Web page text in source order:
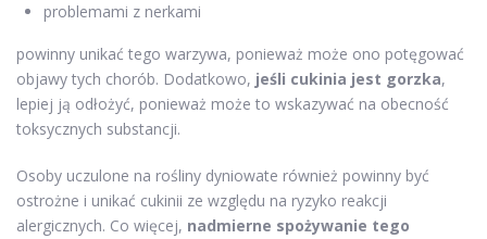
problemami z nerkami
powinny unikać tego warzywa, ponieważ może ono potęgować
objawy tych chorób. Dodatkowo, jeśli cukinia jest gorzka,
lepiej ją odłożyć, ponieważ może to wskazywać na obecność
toksycznych substancji.
Osoby uczulone na rośliny dyniowate również powinny być
ostrożne i unikać cukinii ze względu na ryzyko reakcji
alergicznych. Co więcej, nadmierne spożywanie tego